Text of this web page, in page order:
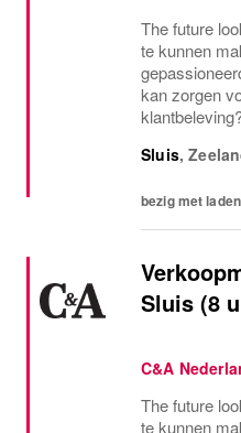
The future
te kunnen
kan zorgen
Sluis,
bezig met
Sluis (8
C&A
The future
te kunnen